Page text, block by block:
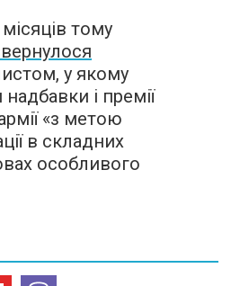
тому
у якому
і премії
«з метою
в складних
особливого